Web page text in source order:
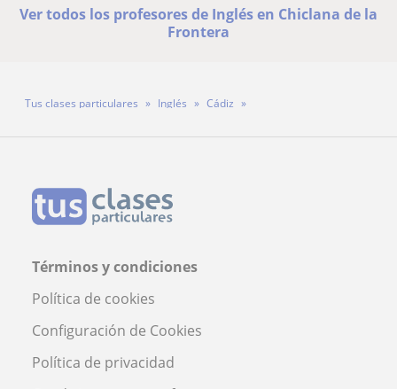
Ver todos los profesores de Inglés en Chiclana de la
Frontera
Tus clases particulares Inglés
Cádiz
Términos y condiciones
Política de cookies
Configuración de Cookies
Política de privacidad